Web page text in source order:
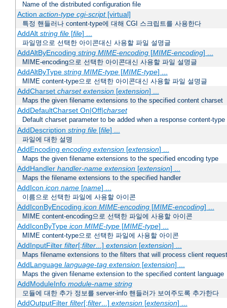
Name of the distributed configuration file
Action action-type cgi-script[virtual]
특정 핸들러나 content-type에 대해 CGI 스크립트를 사용한다
AddAlt string file[file] ...
파일명으로 선택한 아이콘대신 사용할 파일 설명글
AddAltByEncoding string MIME-encoding[MIME-encoding] ...
MIME-encoding으로 선택한 아이콘대신 사용할 파일 설명글
AddAltByType string MIME-type[MIME-type] ...
MIME content-type으로 선택한 아이콘대신 사용할 파일 설명글
AddCharset charset extension[extension] ...
Maps the given filename extensions to the specified content charset
AddDefaultCharset On|Off|charset
Default charset parameter to be added when a response content-
AddDescription string file[file] ...
파일에 대한 설명
AddEncoding encoding extension[extension] ...
Maps the given filename extensions to the specified encoding type
AddHandler handler-name extension[extension] ...
Maps the filename extensions to the specified handler
AddIcon icon name[name] ...
이름으로 선택한 파일에 사용할 아이콘
AddIconByEncoding icon MIME-encoding[MIME-encoding] ...
MIME content-encoding으로 선택한 파일에 사용할 아이콘
AddIconByType icon MIME-type[MIME-type] ...
MIME content-type으로 선택한 파일에 사용할 아이콘
AddInputFilter filter[;filter...] extension[extension] ...
Maps filename extensions to the filters that will process client
AddLanguage language-tag extension[extension] ...
Maps the given filename extension to the specified content language
AddModuleInfo module-name string
모듈에 대한 추가 정보를 server-info 핸들러가 보여주도록 추가한다
AddOutputFilter filter[;filter...] extension[extension] ...